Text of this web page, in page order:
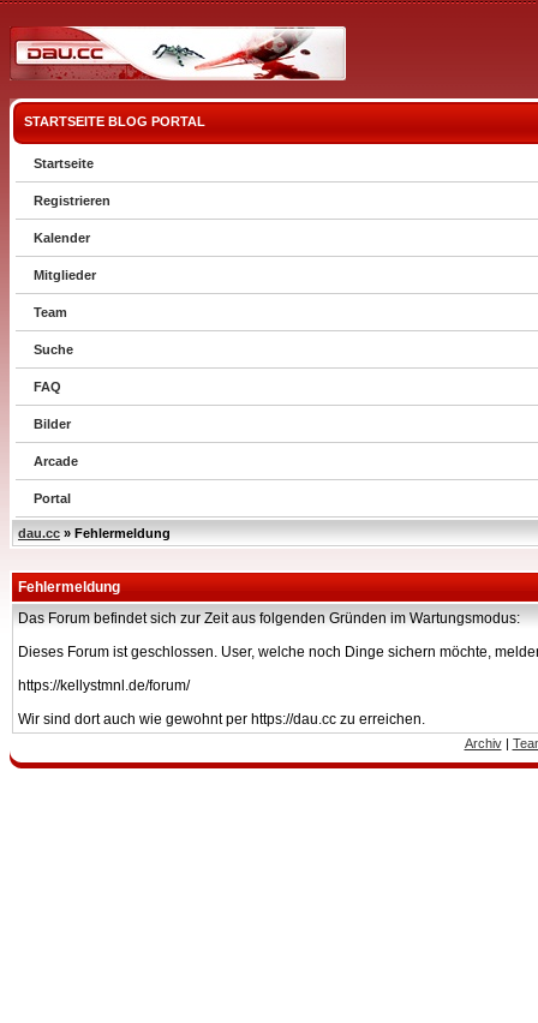
STARTSEITE BLOG PORTAL
Startseite
Registrieren
Kalender
Mitglieder
Team
Suche
FAQ
Bilder
Arcade
Portal
dau.cc » Fehlermeldung
Fehlermeldung
Das Forum befindet sich zur Zeit aus folgenden Gründen im Wartungsmodus:
Dieses Forum ist geschlossen. User, welche noch Dinge sichern möchte,
https://kellystmnl.de/forum/
Wir sind dort auch wie gewohnt per https://dau.cc zu erreichen.
Archiv|